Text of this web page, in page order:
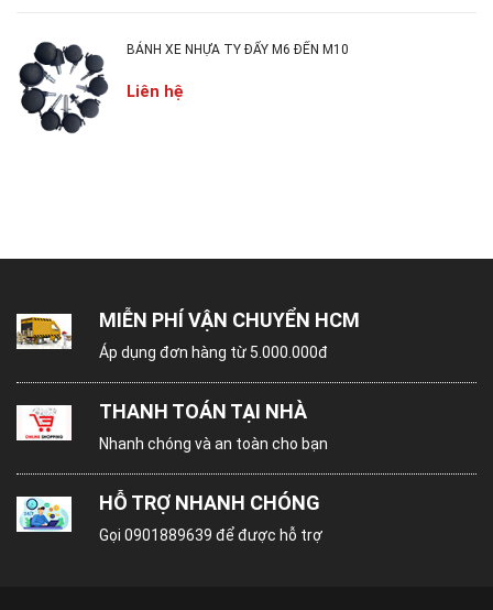
xe tải nặng lên đến 1 tấn, được đại đa số khách
hàng lựa chọn cho các dòng xe đẩy hàng, xe đẩy
cafe, xe nước mía...
BÁNH XE NHỰA TY ĐẨY M6 ĐẾN M10
Liên hệ
MIỄN PHÍ VẬN CHUYỂN HCM
Áp dụng đơn hàng từ 5.000.000đ
THANH TOÁN TẠI NHÀ
Nhanh chóng và an toàn cho bạn
HỖ TRỢ NHANH CHÓNG
Gọi 0901889639 để được hỗ trợ